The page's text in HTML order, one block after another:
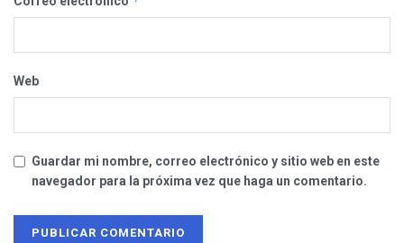
Web
Guardar mi nombre, correo electrónico y sitio web en este
navegador para la próxima vez que haga un comentario.